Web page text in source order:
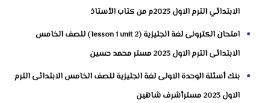
الابتدائي الترم الاول 2023م من كتاب الأستاذ
امتحان الكترونى لغة انجليزية (lesson 1 unit 2 ) للصف الخامس
الابتدائى الترم الاول 2023 مستر محمد حسين
بنك أسئلة الوحدة الاولى لغة انجليزية للصف الخامس الابتدائى الترم
الاول 2023 مسترأشرف شاهين